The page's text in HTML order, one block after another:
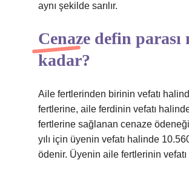
aynı şekilde sarılır.
Cenaze defin parası
kadar?
Aile fertlerinden birinin vefatı
fertlerine, aile ferdinin vefatı
fertlerine sağlanan cenaze
yılı için üyenin vefatı halinde
ödenir. Üyenin aile fertlerinin